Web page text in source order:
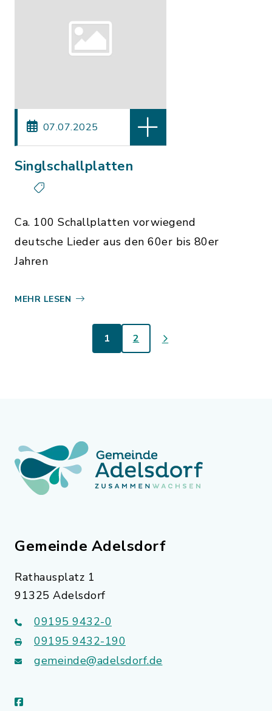
07.07.2025
Singlschallplatten
Ca. 100 Schallplatten vorwiegend
deutsche Lieder aus den 60er bis 80er
Jahren
MEHR LESEN
1 2
Gemeinde Adelsdorf
Rathausplatz 1
91325 Adelsdorf
09195 9432-0
09195 9432-190
gemeinde@adelsdorf.de
facebook